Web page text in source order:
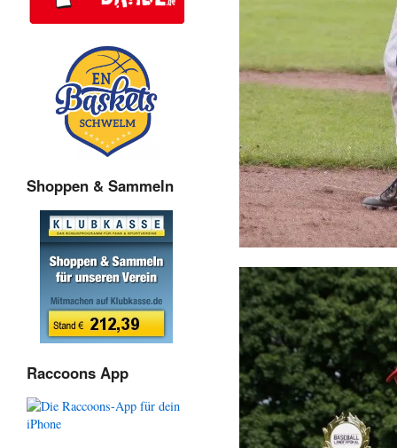
Shoppen & Sammeln
Raccoons App